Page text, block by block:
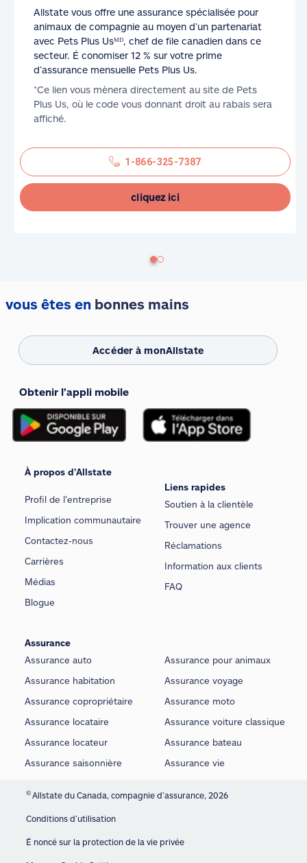
Allstate vous offre une assurance spécialisée pour
animaux de compagnie au moyen d’un partenariat
avec Pets Plus Usᴹᴰ, chef de file canadien dans ce
secteur. É conomiser 12 % sur votre prime
d’assurance mensuelle Pets Plus Us.
*Ce lien vous mènera directement au site de Pets
Plus Us, où le code vous donnant droit au rabais sera
affiché.
1-866-325-7387
cliquez ici
vous êtes en bonnes mains
Accéder à monAllstate
Obtenir l’appli mobile
À propos d’Allstate
Profil de l’entreprise
Implication communautaire
Contactez-nous
Carrières
Médias
Blogue
Liens rapides
Soutien à la clientèle
Trouver une agence
Réclamations
Information aux clients
FAQ
Assurance
Assurance auto
Assurance habitation
Assurance copropriétaire
Assurance locataire
Assurance locateur
Assurance saisonnière
Assurance pour animaux
Assurance voyage
Assurance moto
Assurance voiture classique
Assurance bateau
Assurance vie
©Allstate du Canada, compagnie d’assurance, 2026
Conditions d’utilisation
É noncé sur la protection de la vie privée